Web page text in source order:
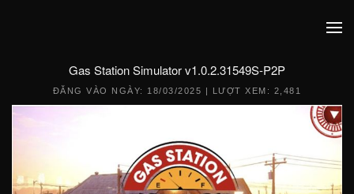
Gas Station Simulator v1.0.2.31549S-P2P
ĐĂNG VÀO NGÀY: 18/03/2025 | LƯỢT XEM: 2,481